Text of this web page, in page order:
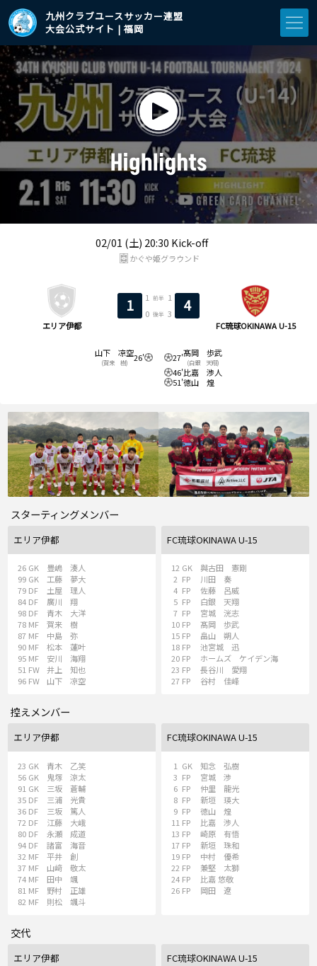
九州クラブユースサッカー連盟
大会公式サイト | 福岡
02/01 (土) 20:30 Kick-off
エリア伊都
1 1 前半
1
0 後半 3 4
FC琉球OKINAWA U-15
26'
山下 凉空
(賀来 樹) 27'髙岡 歩武
(白銀 天翔)
46'比嘉 渉人
51'徳山 煌
かぐや姫グラウンド
スターティングメンバー
エリア伊都
26 GK
豊嶋 湊人
99 GK
工藤 夢大
79 DF
土屋 理人
84 DF
廣川 翔
98 DF
青木 大洋
78 MF
賀来 樹
87 MF
中島 弥
90 MF
松本 蓮叶
95 MF
安川 海翔
51 FW
井上 知也
96 FW 山下 凉空
FC琉球OKINAWA U-15
12 GK
與古田 憲剛
2 FP
川田 奏
4 FP
佐藤 呂威
5 FP
白銀 天翔
7 FP
宮城 洸志
10 FP
髙岡 歩武
15 FP
畠山 朔人
18 FP
池宮城 迅
20 FP
ホームズ ケイデン海
23 FP
長谷川 愛翔
27 FP 谷村 佳峰
控えメンバー
エリア伊都
23 GK
青木 乙笑
56 GK
鬼塚 涼太
91 GK
三坂 蒼輔
35 DF
三浦 光貴
36 DF
三坂 篤人
72 DF
江藤 大峨
80 DF
永瀬 成道
94 DF
諸富 海音
32 MF
平井 創
37 MF
山﨑 敬太
74 MF
田中 颯
81 MF
野村 正雄
82 MF 則松 颯斗
FC琉球OKINAWA U-15
1 GK
知念 弘樹
3 FP
宮城 渉
6 FP
仲里 龍光
8 FP
新垣 瑛大
9 FP
徳山 煌
11 FP
比嘉 渉人
13 FP
崎原 有悟
17 FP
新垣 珠和
19 FP
中村 優希
22 FP
兼堅 太獅
24 FP
比嘉 悠敬
26 FP 岡田 遼
交代
エリア伊都 FC琉球OKINAWA U-15